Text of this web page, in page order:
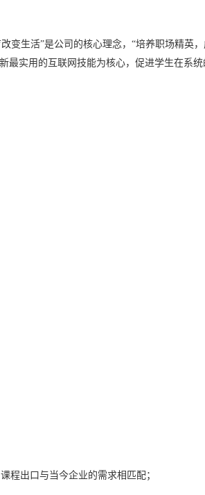
生活”是公司的核心理念，“培养职场精英
实用的互联网技能为核心，促进学生在系
程出口与当今企业的需求相匹配；